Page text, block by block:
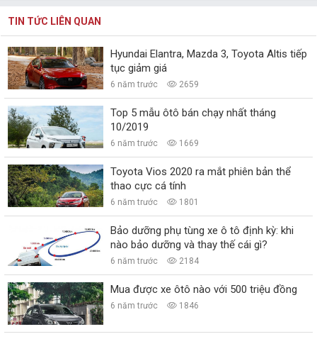
TIN TỨC LIÊN QUAN
Hyundai Elantra, Mazda 3, Toyota Altis tiếp
tục giảm giá
6 năm trước 2659
Top 5 mẫu ôtô bán chạy nhất tháng
10/2019
6 năm trước 1669
Toyota Vios 2020 ra mắt phiên bản thể
thao cực cá tính
6 năm trước 1801
Bảo dưỡng phụ tùng xe ô tô định kỳ: khi
nào bảo dưỡng và thay thế cái gì?
6 năm trước 2184
Mua được xe ôtô nào với 500 triệu đồng
6 năm trước 1846